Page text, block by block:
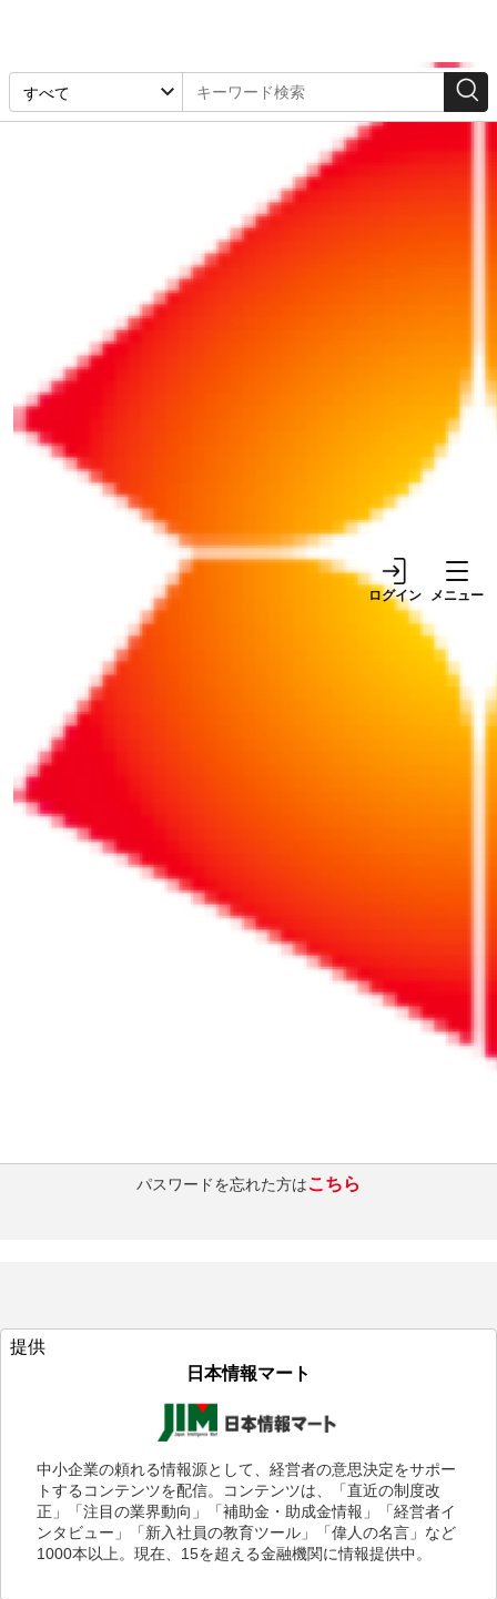
ログイン メニュー
2025/02/28
税理士が注目する2025年度の税務3大
税理士の視点からみた、2024年度と2025年度の重
要な税務ニュースを紹介。特に、2025年度以降の
実務対応に影響を及ぼすものを深掘りして解説し
ます。
続きをお読みになるにはログインが必要です。
ID（メールアドレス）
パスワードを忘れた方はこちら
提供
日本情報マート
中小企業の頼れる情報源として、経営者の意思決定をサポー
トするコンテンツを配信。コンテンツは、「直近の制度改
正」「注目の業界動向」「補助金・助成金情報」「経営者イ
ンタビュー」「新入社員の教育ツール」「偉人の名言」など
1000本以上。現在、15を超える金融機関に情報提供中。